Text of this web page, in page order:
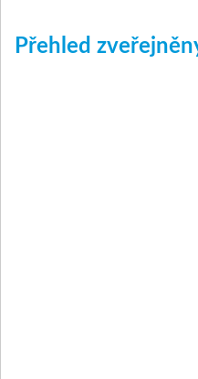
Přehled